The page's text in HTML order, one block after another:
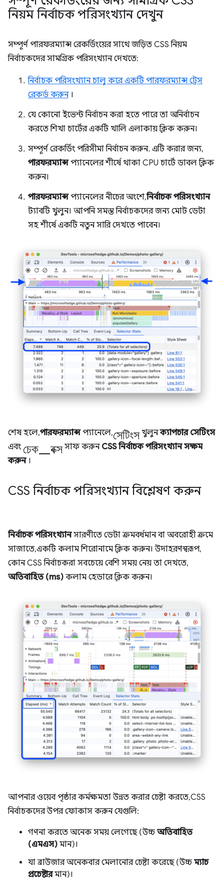
নিয়ম নির্বাচক পরিসংখ্যান দেখুন
সম্পূর্ণ পারফরম্যান্স রেকর্ডিংয়ের সাথে জড়িত CSS নিয়ম
নির্বাচকদের সামগ্রিক পরিসংখ্যান দেখতে:
নির্বাচক পরিসংখ্যান চালু করে একটি পারফরম্যান্স ট্রেস
রেকর্ড করুন।
যে কোনো ইভেন্ট নির্বাচন করা হতে পারে তা অনির্বাচন
করতে শিখা চার্টের একটি খালি এলাকায় ক্লিক করুন।
সম্পূর্ণ রেকর্ডিং পরিসীমা নির্বাচন করুন. এটি করার জন্য,
পারফরম্যান্সপ্যানেলের শীর্ষে থাকা CPU চার্টে ডাবল ক্লিক
করুন।
পারফরম্যান্সপ্যানেলের নীচের অংশে,নির্বাচক পরিসংখ্যান
ট্যাবটি খুলুন। আপনি সমস্ত নির্বাচকদের জন্য মোট ডেটা
সহ শীর্ষে একটি নতুন সারি দেখতে পাবেন।
শেষ হলে,পারফরম্যান্সপ্যানেলে,সেটিংসখুলুনক্যাপচার সেটিংস
এবং চেক_বক্সসাফ করুন CSS নির্বাচক পরিসংখ্যান সক্ষম
করুন।
CSS নির্বাচক পরিসংখ্যান বিশ্লেষণ করুন
নির্বাচক পরিসংখ্যানসারণীতে ডেটা ক্রমবর্ধমান বা অবরোহী ক্রমে
সাজাতে, একটি কলাম শিরোনামে ক্লিক করুন। উদাহরণস্বরূপ,
কোন CSS নির্বাচকরা সবচেয়ে বেশি সময় নেয় তা দেখতে,
অতিবাহিত (ms) কলাম হেডারে ক্লিক করুন।
আপনার ওয়েব পৃষ্ঠার কর্মক্ষমতা উন্নত করার চেষ্টা করতে, CSS
নির্বাচকদের উপর ফোকাস করুন যেগুলি:
গণনা করতে অনেক সময় লেগেছে (উচ্চঅতিবাহিত
(এমএস) মান)।
যা ব্রাউজার অনেকবার মেলানোর চেষ্টা করেছে (উচ্চম্যাচ
প্রচেষ্টারমান)।